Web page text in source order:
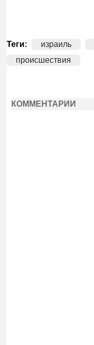
Теги: израиль
происшествия
КОММЕНТАРИИ